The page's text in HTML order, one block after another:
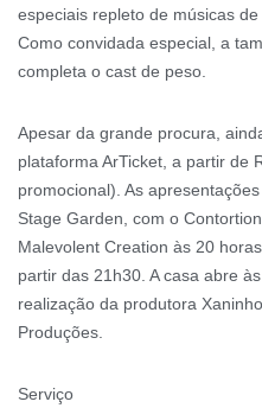
especiais repleto de músicas
Como convidada especial, a
completa o cast de peso.
Apesar da grande procura,
plataforma ArTicket, a partir de
promocional). As
Stage Garden, com o
Malevolent Creation às 20
partir das 21h30. A casa abre
realização da produtora
Produções.
Serviço